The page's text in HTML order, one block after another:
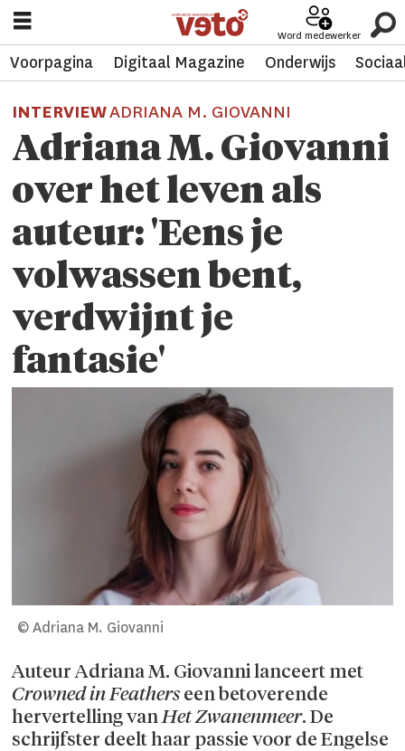
Word medewerker
Voorpagina Digitaal Magazine Onderwijs
INTERVIEWADRIANA M. GIOVANNI
Adriana M. Giovanni
over het leven als
auteur: 'Eens je
volwassen bent,
verdwijnt je
fantasie'
© Adriana M. Giovanni
Auteur Adriana M. Giovanni lanceert met
Crowned in Feathers een betoverende
hervertelling vanHet Zwanenmeer. De
schrijfster deelt haar passie voor de Engelse